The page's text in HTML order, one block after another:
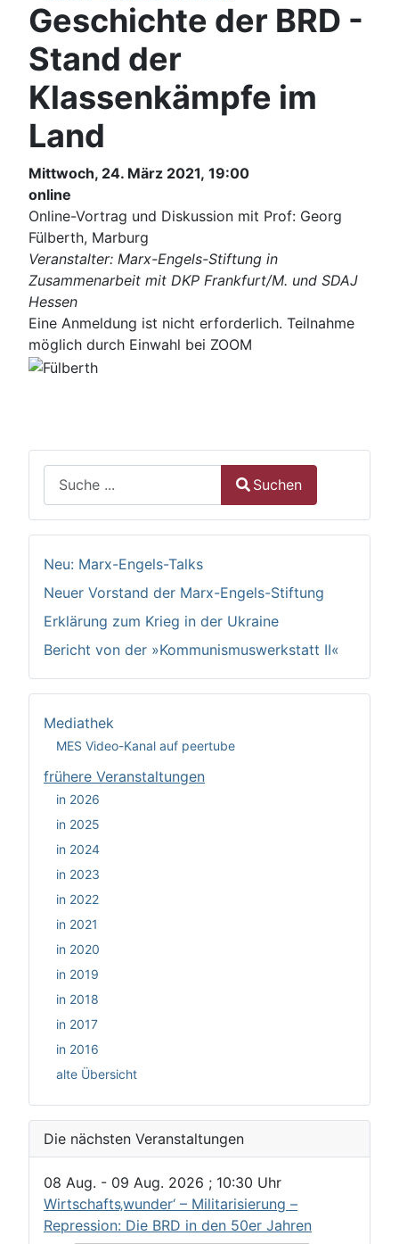
Geschichte der BRD -
Stand der
Klassenkämpfe im
Land
Mittwoch, 24. März 2021, 19:00
online
Online-Vortrag und Diskussion mit Prof: Georg
Fülberth, Marburg
Veranstalter: Marx-Engels-Stiftung in
Zusammenarbeit mit DKP Frankfurt/M. und SDAJ
Hessen
Eine Anmeldung ist nicht erforderlich. Teilnahme
möglich durch Einwahl bei ZOOM
Suchen
Neu: Marx-Engels-Talks
Neuer Vorstand der Marx-Engels-Stiftung
Erklärung zum Krieg in der Ukraine
Bericht von der »Kommunismuswerkstatt II«
Mediathek
MES Video-Kanal auf peertube
frühere Veranstaltungen
in 2026
in 2025
in 2024
in 2023
in 2022
in 2021
in 2020
in 2019
in 2018
in 2017
in 2016
alte Übersicht
Die nächsten Veranstaltungen
08 Aug. - 09 Aug. 2026 ; 10:30 Uhr
Wirtschafts‚wunder‘ – Militarisierung –
Repression: Die BRD in den 50er Jahren